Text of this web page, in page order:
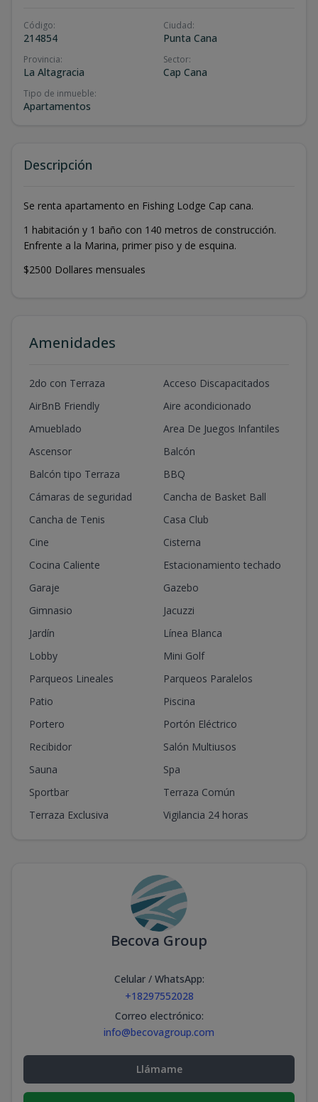
Código:
214854
Ciudad:
Punta Cana
Provincia:
La Altagracia
Sector:
Cap Cana
Tipo de inmueble:
Apartamentos
Descripción
Se renta apartamento en Fishing Lodge Cap cana.
1 habitación y 1 baño con 140 metros de construcción.
Enfrente a la Marina, primer piso y de esquina.
$2500 Dollares mensuales
Amenidades
2do con Terraza
Acceso Discapacitados
AirBnB Friendly
Aire acondicionado
Amueblado
Area De Juegos Infantiles
Ascensor
Balcón
Balcón tipo Terraza
BBQ
Cámaras de seguridad
Cancha de Basket Ball
Cancha de Tenis
Casa Club
Cine
Cisterna
Cocina Caliente
Estacionamiento techado
Garaje
Gazebo
Gimnasio
Jacuzzi
Jardín
Línea Blanca
Lobby
Mini Golf
Parqueos Lineales
Parqueos Paralelos
Patio
Piscina
Portero
Portón Eléctrico
Recibidor
Salón Multiusos
Sauna
Spa
Sportbar
Terraza Común
Terraza Exclusiva
Vigilancia 24 horas
Becova Group
Celular / WhatsApp:
+18297552028
Correo electrónico:
info@becovagroup.com
Llámame